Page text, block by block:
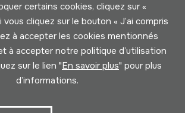
certains cookies, cliquez sur «
cliquez sur le bouton « J’ai compris
à accepter les cookies mentionnés
à accepter notre politique d’utilisation
sur le lien "En savoir plus" pour plus
d’informations.